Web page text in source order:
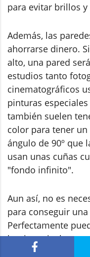
para evitar brillos
Además, las
ahorrarse dinero.
alto, una pared
estudios tanto
cinematográficos
pinturas
también suelen
color para tener
ángulo de 90º que
usan unas cuñas
"fondo infinito".
Aun así, no es
para conseguir
Perfectamente
bonito, o incluso
(que veremos más